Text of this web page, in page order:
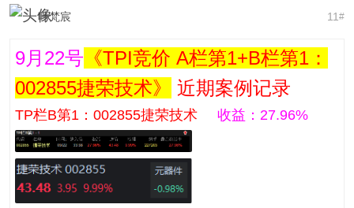
11#
叶梵宸
9月22号 《TPI竞价 A栏第1+B栏第1：
002855捷荣技术》
近期案例记录
TP栏B第1：002855捷荣技术 收益：27.96%